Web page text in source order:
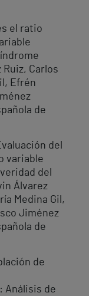
el ratio
Carlos
Efrén
de
del
variable
del
Álvarez
Medina Gil,
Jiménez
de
de
Análisis de